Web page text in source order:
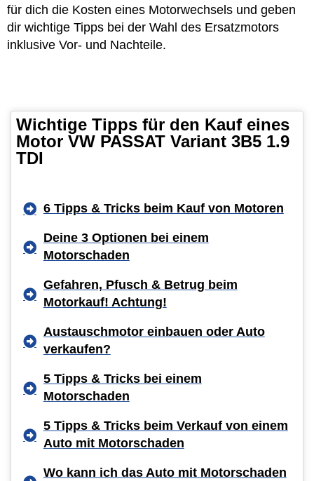
für dich die Kosten eines Motorwechsels und geben
dir wichtige Tipps bei der Wahl des Ersatzmotors
inklusive Vor- und Nachteile.
Wichtige Tipps für den Kauf eines
Motor VW PASSAT Variant 3B5 1.9
TDI
6 Tipps & Tricks beim Kauf von Motoren
Deine 3 Optionen bei einem
Motorschaden
Gefahren, Pfusch & Betrug beim
Motorkauf! Achtung!
Austauschmotor einbauen oder Auto
verkaufen?
5 Tipps & Tricks bei einem
Motorschaden
5 Tipps & Tricks beim Verkauf von einem
Auto mit Motorschaden
Wo kann ich das Auto mit Motorschaden